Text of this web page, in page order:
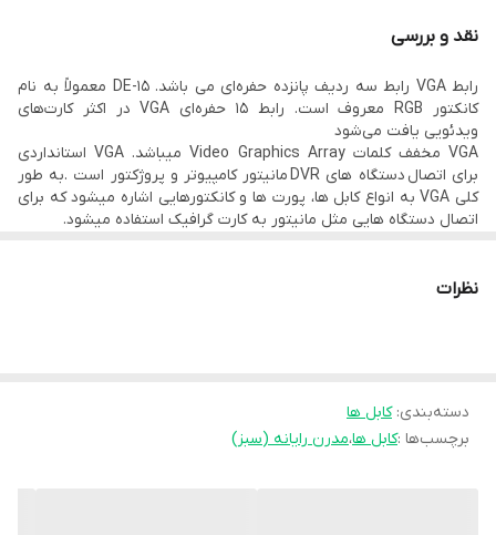
دارای کانکتورهای 15 پین,
کانکتورها
نقد و بررسی
رابط VGA رابط سه ردیف پانزده حفره‌ای می باشد. DE-15 معمولاً به نام
کانکتور RGB معروف است. رابط ۱۵ حفره‌ای VGA در اکثر کارت‌های
ویدئویی یافت می‌شود
VGA مخفف کلمات Video Graphics Array میباشد. VGA استانداردی
برای اتصال دستگاه های DVR مانیتور کامپیوتر و پروژکتور است .به طور
کلی VGA به انواع کابل ها، پورت ها و کانکتورهایی اشاره میشود که برای
اتصال دستگاه هایی مثل مانیتور به کارت گرافیک استفاده میشود.
مناسب انواع
نظرات
دسته‌بندی:کابل ها
برچسب‌ها :کابل ها،مدرن رایانه (سبز)